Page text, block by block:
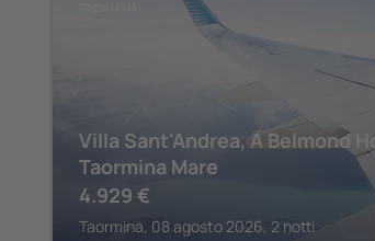
Villa Sant'Andrea, A Belmond
Taormina Mare
4.929 €
Taormina, 08 agosto 2026, 2 notti